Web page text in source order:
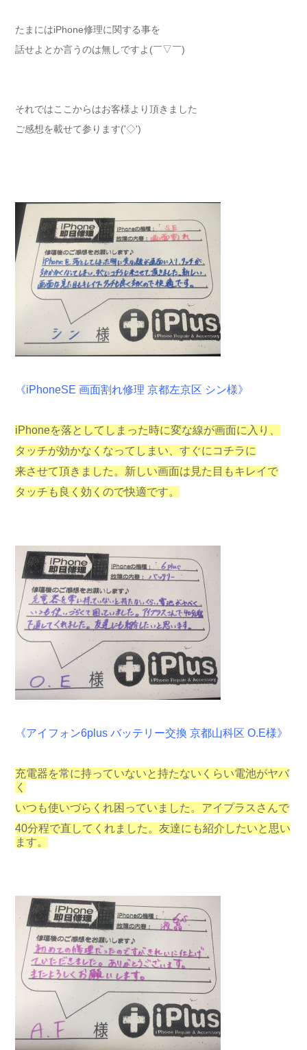
たまにはiPhone修理に関する事を
話せよとか言うのは無しですよ(￣▽￣)
それではここからはお客様より頂きました
ご感想を載せて参ります('◇')ゞ
《iPhoneSE 画面割れ修理 京都左京区 シン様》
iPhoneを落としてしまった時に変な線が画面に入り、
タッチが効かなくなってしまい、すぐにコチラに
来させて頂きました。新しい画面は見た目もキレイで
タッチも良く効くので快適です。
《アイフォン6plus バッテリー交換 京都山科区 O.E様》
充電器を常に持っていないと持たないくらい電池がヤバ
く
いつも使いづらくれ困っていました。アイプラスさんで
40分程で直してくれました。友達にも紹介したいと思い
ます。